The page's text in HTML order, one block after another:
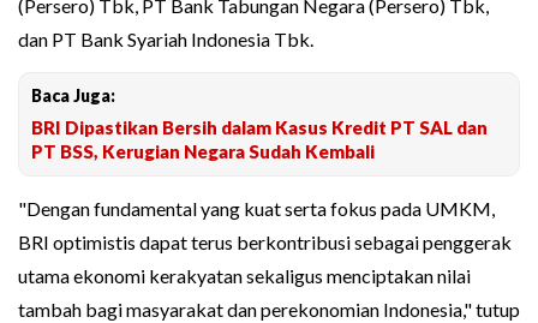
(Persero) Tbk, PT Bank Tabungan Negara (Persero) Tbk,
dan PT Bank Syariah Indonesia Tbk.
Baca Juga:
BRI Dipastikan Bersih dalam Kasus Kredit PT SAL dan
PT BSS, Kerugian Negara Sudah Kembali
"Dengan fundamental yang kuat serta fokus pada UMKM,
BRI optimistis dapat terus berkontribusi sebagai penggerak
utama ekonomi kerakyatan sekaligus menciptakan nilai
tambah bagi masyarakat dan perekonomian Indonesia," tutup